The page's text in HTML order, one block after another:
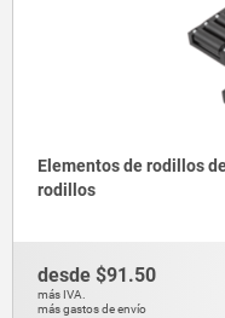
Elementos de rodillos
rodillos
desde $91.50
más IVA.
más gastos de envío